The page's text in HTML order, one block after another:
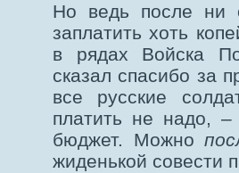
Но ведь после ни
заплатить хоть
в рядах Войска
сказал спасибо за
все русские
платить не надо,
бюджет. Можно
жиденькой совести